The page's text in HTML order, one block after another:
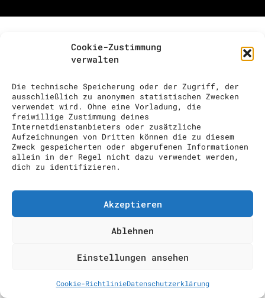
Cookie-Zustimmung
verwalten
Die technische Speicherung oder der Zugriff, der
ausschließlich zu anonymen statistischen Zwecken
verwendet wird. Ohne eine Vorladung, die
freiwillige Zustimmung deines
Internetdienstanbieters oder zusätzliche
Aufzeichnungen von Dritten können die zu diesem
Zweck gespeicherten oder abgerufenen Informationen
allein in der Regel nicht dazu verwendet werden,
dich zu identifizieren.
Akzeptieren
Ablehnen
Einstellungen ansehen
Cookie-RichtlinieDatenschutzerklärung
TEAM / CONTACT
COCKTAIL SHOW
INQUIRY